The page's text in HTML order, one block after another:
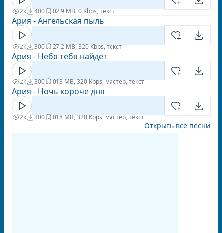
2к 400 02.9 MB, 0 Kbps, текст
Ария - Ангельская пыль
2к 300 27.2 MB, 320 Kbps, текст
Ария - Небо тебя найдет
2к 300 013 MB, 320 Kbps, мастер, текст
Ария - Ночь короче дня
2к 300 018 MB, 320 Kbps, мастер, текст
Открыть все песни